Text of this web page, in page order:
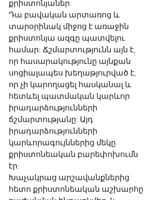
քրիստոնյաներ:
Դա բավական արտառոց և
տարօրինակ միջոց է առաջին
քրիստոնյա ազգը պատվելու
համար: Ճշմարտությունն այն է,
որ հասարակությունը այնքան
սոցիալապես խեղաթյուրված է,
որ չի կարողացել հասկանալ և
հետևել պատմական կարևոր
իրադարձությունների
ճշմարտությանը: Այդ
իրադարձությունների
կարևորագույններից մեկը
քրիստոնեական բարեփոխումն
էր:
Խաչակրաց արշավանքներից
հետո քրիստոնեական աշխարհը